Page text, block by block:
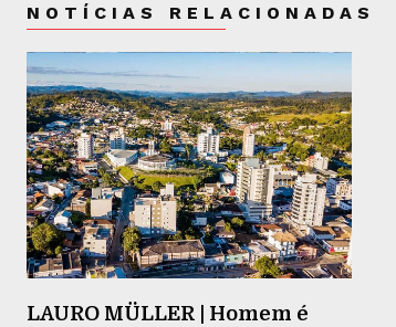
NOTÍCIAS RELACIONADAS
LAURO MÜLLER | Homem é